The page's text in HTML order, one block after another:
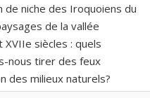
niche des Iroquoiens du
de la vallée
siècles : quels
nous tirer des feux
des milieux naturels?